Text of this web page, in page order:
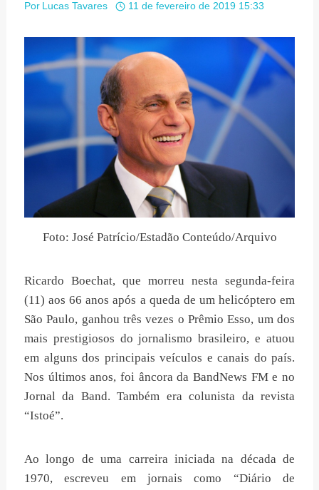
Por Lucas Tavares 11 de fevereiro de 2019 15:33
Foto: José Patrício/Estadão Conteúdo/Arquivo
Ricardo Boechat, que morreu nesta segunda-feira
(11) aos 66 anos após a queda de um helicóptero em
São Paulo, ganhou três vezes o Prêmio Esso, um dos
mais prestigiosos do jornalismo brasileiro, e atuou
em alguns dos principais veículos e canais do país.
Nos últimos anos, foi âncora da BandNews FM e no
Jornal da Band. Também era colunista da revista
“Istoé”.
Ao longo de uma carreira iniciada na década de
1970, escreveu em jornais como “Diário de